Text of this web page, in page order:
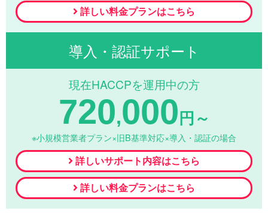
詳しい料金プランはこちら
導入・認証サポート
現在HACCPを運用中の方
720,000 円～
※小規模営業者プラン×旧B基準対応×導入・認証の場合
詳しいサポート内容はこちら
詳しい料金プランはこちら